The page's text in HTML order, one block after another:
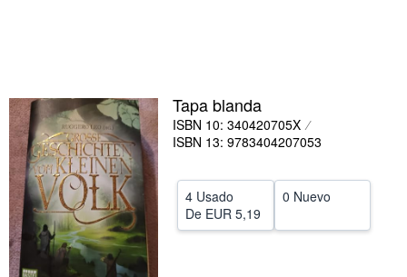
Vendedores
Comenzar a vender
Ayuda
CERRAR
Tapa blanda
ISBN 10: 340420705X
ISBN 13: 9783404207053
4 Usado
De EUR 5,19
0 Nuevo